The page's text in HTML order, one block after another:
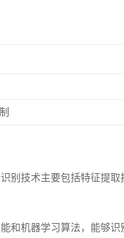
别技术主要包括特征提取
和机器学习算法，能够识